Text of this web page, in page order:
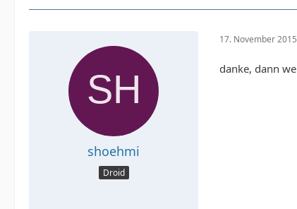
shoehmi
Droid
17. November
danke, dann